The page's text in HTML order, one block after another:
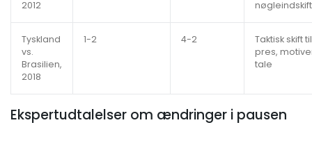
2012
Tyskland
vs.
Brasilien,
2018
1-2 4-2
Taktisk skift
pres,
tale
Ekspertudtalelser om ændringer i pausen